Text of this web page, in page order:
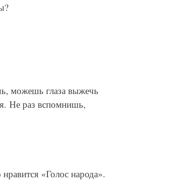
можешь глаза выжечь
Не раз вспомнишь,
«Голос народа».